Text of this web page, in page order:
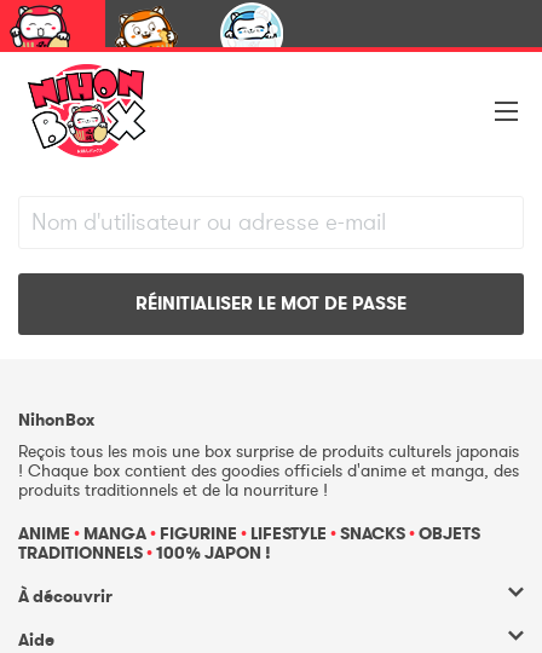
NihonBox UmaiBox
Mot de passe oublié
NihonBox
Reçois tous les mois une box surprise de produits culturels japonais
! Chaque box contient des goodies officiels d'anime et manga, des
produits traditionnels et de la nourriture !
ANIME • MANGA• FIGURINE • LIFESTYLE •SNACKS•OBJETS
TRADITIONNELS•100% JAPON !
À découvrir
Aide